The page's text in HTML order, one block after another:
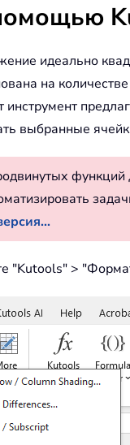
идеально
на
выбранные
"Kutools" >